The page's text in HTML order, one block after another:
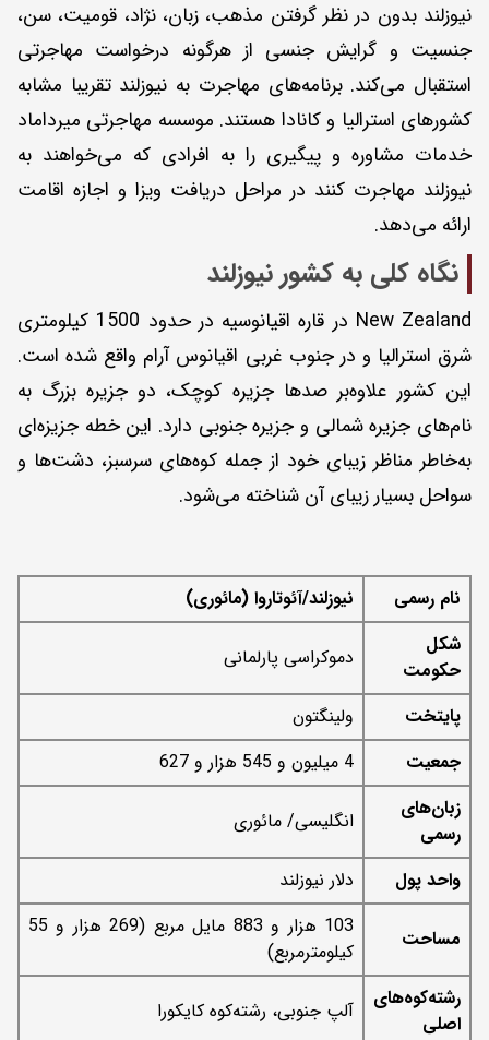
نیوزلند بدون در نظر گرفتن مذهب، زبان، نژاد، قومیت، سن،
جنسیت و گرایش جنسی از هرگونه درخواست مهاجرتی
استقبال می‌کند. برنامه‌های مهاجرت به نیوزلند تقریبا مشابه
کشورهای استرالیا و کانادا هستند. موسسه مهاجرتی میرداماد
خدمات مشاوره و پیگیری را به افرادی که می‌خواهند به
نیوزلند مهاجرت کنند در مراحل دریافت ویزا و اجازه اقامت
ارائه می‌دهد.
نگاه کلی به کشور نیوزلند
New Zealand در قاره اقیانوسیه در حدود 1500 کیلومتری
شرق استرالیا و در جنوب غربی اقیانوس آرام واقع شده است.
این کشور علاوه‌بر صدها جزیره کوچک، دو جزیره بزرگ به
نام‌های جزیره شمالی و جزیره جنوبی دارد. این خطه جزیزه‌ای
به‌خاطر مناظر زیبای خود از جمله کوه‌های سرسبز، دشت‌ها و
سواحل بسیار زیبای آن شناخته می‌شود.
نام رسمی
نیوزلند/آئوتاروا (مائوری)
شکل
حکومت
دموکراسی پارلمانی
پایتخت
ولینگتون
جمعیت
4 میلیون و 545 هزار و 627
زبان‌های
رسمی
انگلیسی/ مائوری
واحد پول دلار نیوزلند
مساحت
103 هزار و 883 مایل مربع (269 هزار و 55
کیلومترمربع)
رشته‌کوه‌های
اصلی
آلپ جنوبی، رشته‌کوه کایکورا